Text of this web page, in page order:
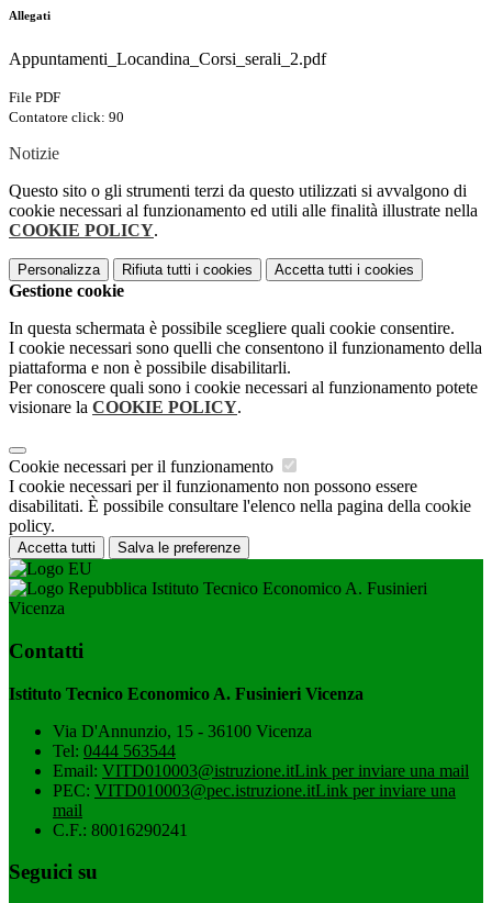
Allegati
Appuntamenti_Locandina_Corsi_serali_2.pdf
File PDF
Contatore click: 90
Notizie
Questo sito o gli strumenti terzi da questo utilizzati si avvalgono di
cookie necessari al funzionamento ed utili alle finalità illustrate nella
COOKIE POLICY.
Personalizza Rifiuta tutti i cookies Accetta tutti i cookies
Gestione cookie
In questa schermata è possibile scegliere quali cookie consentire.
I cookie necessari sono quelli che consentono il funzionamento della
piattaforma e non è possibile disabilitarli.
Per conoscere quali sono i cookie necessari al funzionamento potete
visionare la COOKIE POLICY.
Cookie necessari per il funzionamento
I cookie necessari per il funzionamento non possono essere
disabilitati. È possibile consultare l'elenco nella pagina della cookie
policy.
Accetta tutti Salva le preferenze
Istituto Tecnico Economico A. Fusinieri
Vicenza
Contatti
Istituto Tecnico Economico A. Fusinieri Vicenza
Via D'Annunzio, 15 - 36100 Vicenza
Tel: 0444 563544
Email: VITD010003@istruzione.itLink per inviare una mail
PEC: VITD010003@pec.istruzione.itLink per inviare una
mail
C.F.: 80016290241
Seguici su